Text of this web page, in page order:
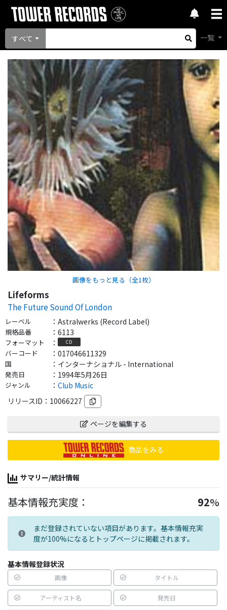
すべて 一覧
画像をもっと見る（全1 枚）
Lifeforms
The Future Sound Of London
レーベル ： Astralwerks (Record Label)
規格品番 ： 6113
フォーマット ： CD
バーコード ： 017046611329
国 ： インターナショナル - International
発売日 ： 1994年5月26日
ジャンル ： Club Music
リリースID： 10066227
ページを編集する
商品をみる
サマリー/統計情報
基本情報充実度： 92%
まだ登録されていない項目があります。基本情報充実
度が100%になるとトップページに掲載されます。
基本情報登録状況
画像 タイトル
アーティスト名 発売日